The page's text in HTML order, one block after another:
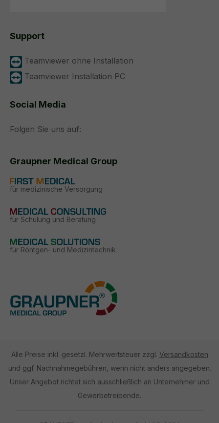
Support
Teamviewer ohne Installation
Teamviewer Installation PC
Social Media
Folgen Sie uns auf:
Graupner Medical Group
für medizinische Versorgung
für Schulung und Beratung
für Röntgen- und Medizintechnik
Alle Preise inkl. gesetzl. Mehrwertsteuer zzgl. Versandkosten
und ggf. Nachnahmegebühren, wenn nicht anders angegeben.
Unser Angebot richtet sich ausschließlich an Unternehmer und
Gewerbetreibende.